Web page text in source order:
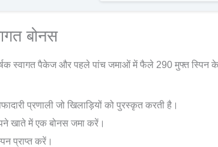
बोनस
स्वागत पैकेज और पहले पांच जमाओं में फैले 290 मुफ्त स्पिन के
प्रणाली जो खिलाड़ियों को पुरस्कृत करती है।
खाते में एक बोनस जमा करें।
प्राप्त करें।